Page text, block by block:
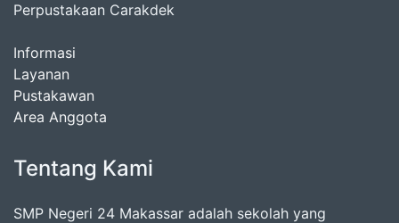
Perpustakaan Carakdek
Informasi
Layanan
Pustakawan
Area Anggota
Tentang Kami
SMP Negeri 24 Makassar adalah sekolah yang